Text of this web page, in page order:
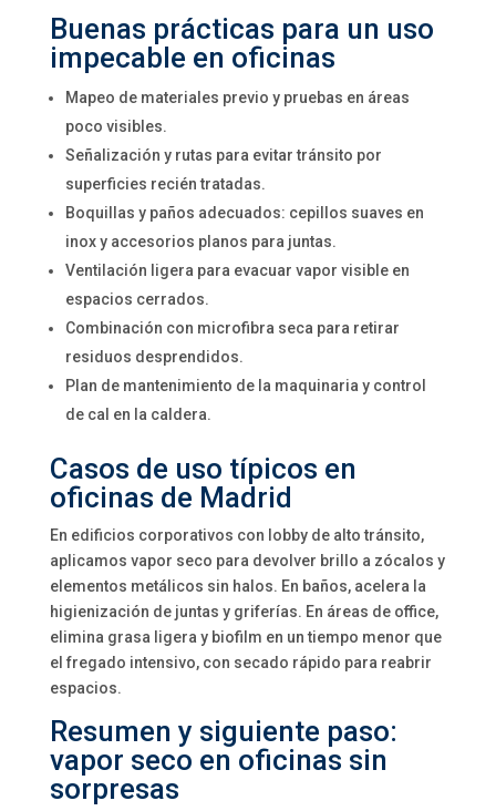
Buenas prácticas para un uso
impecable en oficinas
Mapeo de materiales previo y pruebas en áreas
poco visibles.
Señalización y rutas para evitar tránsito por
superficies recién tratadas.
Boquillas y paños adecuados: cepillos suaves en
inox y accesorios planos para juntas.
Ventilación ligera para evacuar vapor visible en
espacios cerrados.
Combinación con microfibra seca para retirar
residuos desprendidos.
Plan de mantenimiento de la maquinaria y control
de cal en la caldera.
Casos de uso típicos en
oficinas de Madrid
En edificios corporativos con lobby de alto tránsito,
aplicamos vapor seco para devolver brillo a zócalos y
elementos metálicos sin halos. En baños, acelera la
higienización de juntas y griferías. En áreas de office,
elimina grasa ligera y biofilm en un tiempo menor que
el fregado intensivo, con secado rápido para reabrir
espacios.
Resumen y siguiente paso:
vapor seco en oficinas sin
sorpresas